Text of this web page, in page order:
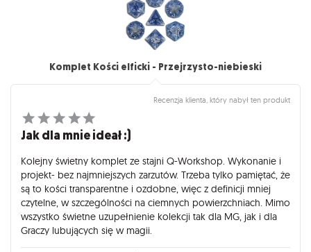
Komplet Kości elficki - Przejrzysto-niebieski
Recenzja klienta, który nabył ten produkt
Jak dla mnie ideał :)
Kolejny świetny komplet ze stajni Q-Workshop. Wykonanie i
projekt- bez najmniejszych zarzutów. Trzeba tylko pamiętać, że
są to kości transparentne i ozdobne, więc z definicji mniej
czytelne, w szczególności na ciemnych powierzchniach. Mimo
wszystko świetne uzupełnienie kolekcji tak dla MG, jak i dla
Graczy lubujących się w magii.